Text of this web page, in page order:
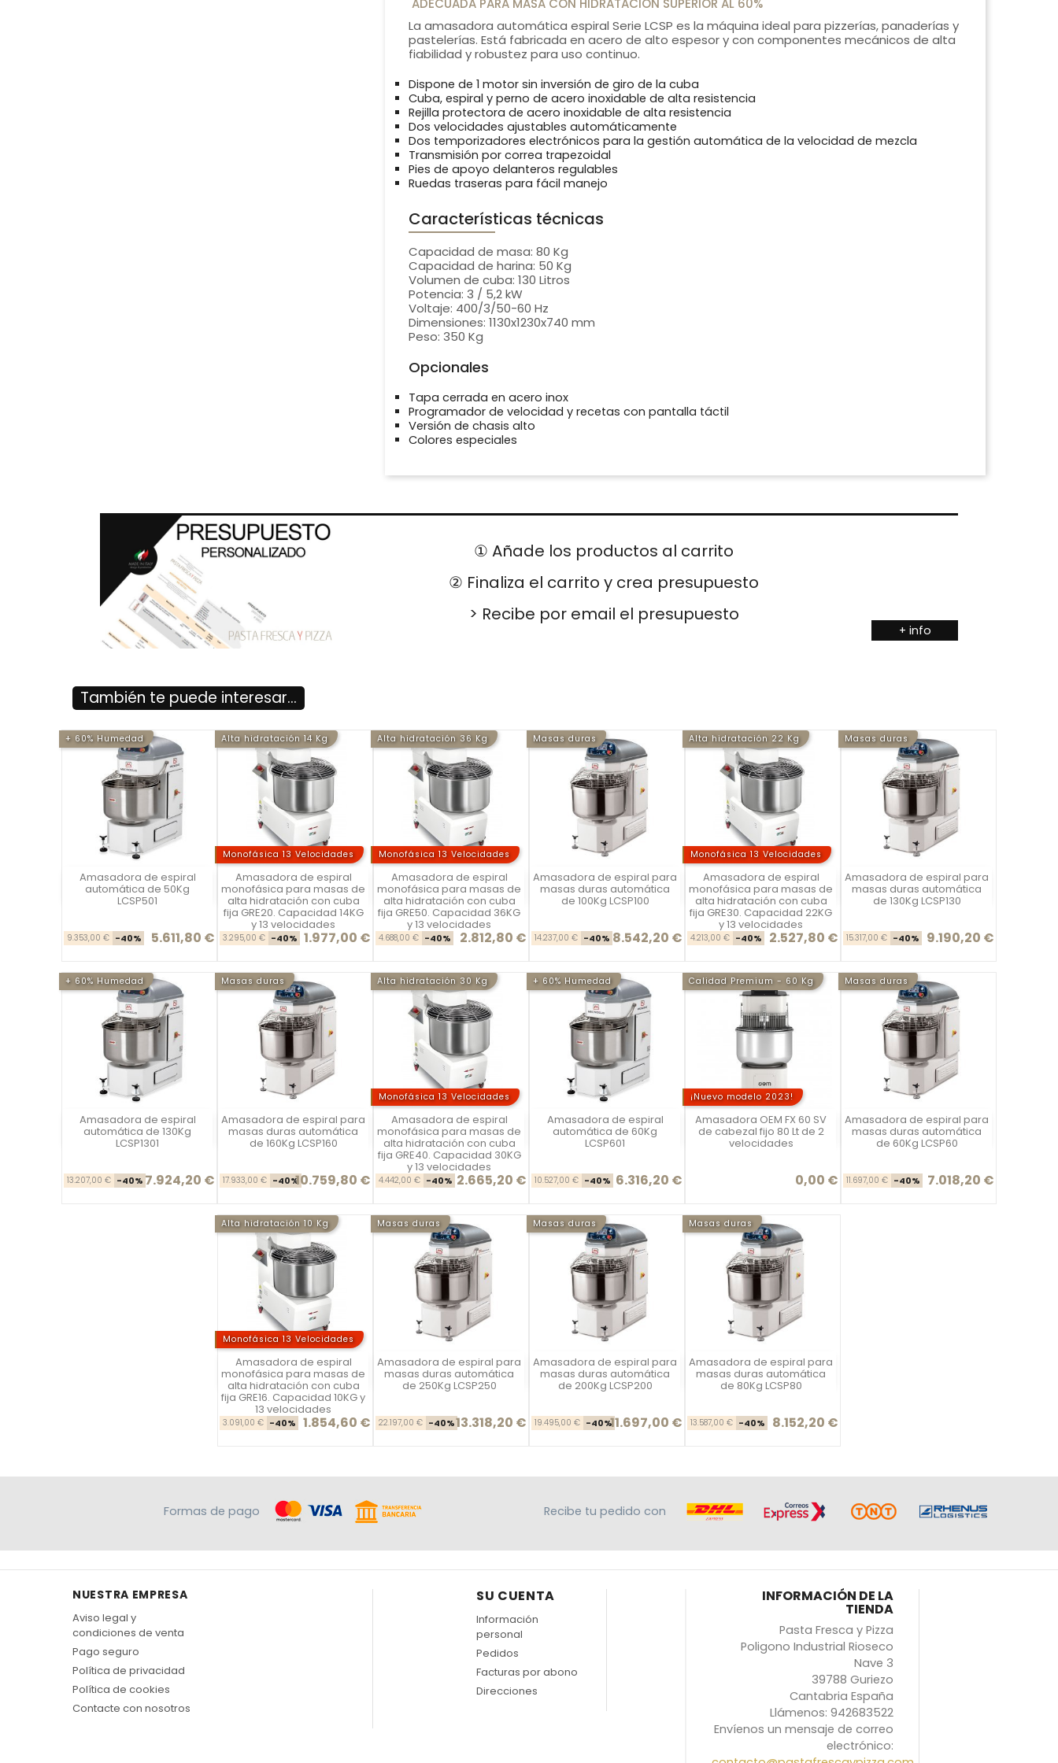
ADECUADA PARA MASA CON HIDRATACIÓN SUPERIOR AL 60%
La amasadora automática espiral Serie LCSP es la máquina ideal para pizzerías, panaderías y
pastelerías. Está fabricada en acero de alto espesor y con componentes mecánicos de alta
fiabilidad y robustez para uso continuo.
Dispone de 1 motor sin inversión de giro de la cuba
Cuba, espiral y perno de acero inoxidable de alta resistencia
Rejilla protectora de acero inoxidable de alta resistencia
Dos velocidades ajustables automáticamente
Dos temporizadores electrónicos para la gestión automática de la velocidad de mezcla
Transmisión por correa trapezoidal
Pies de apoyo delanteros regulables
Ruedas traseras para fácil manejo
Características técnicas
Capacidad de masa: 80 Kg
Capacidad de harina: 50 Kg
Volumen de cuba: 130 Litros
Potencia: 3 / 5,2 kW
Voltaje: 400/3/50-60 Hz
Dimensiones: 1130x1230x740 mm
Peso: 350 Kg
Opcionales
Tapa cerrada en acero inox
Programador de velocidad y recetas con pantalla táctil
Versión de chasis alto
Colores especiales
① Añade los productos al carrito
② Finaliza el carrito y crea presupuesto
> Recibe por email el presupuesto
+ info
También te puede interesar...
+ 60% Humedad
Amasadora de espiral
automática de 50Kg
LCSP501
Precio base
9.353,00 € -40% Precio
5.611,80 €

Vista rápida
Alta hidratación 14 Kg
Monofásica 13 Velocidades
Amasadora de espiral
monofásica para masas de
alta hidratación con cuba
fija GRE20. Capacidad 14KG
y 13 velocidades
Precio base
3.295,00 € -40% Precio
1.977,00 €

Vista rápida
Alta hidratación 36 Kg
Monofásica 13 Velocidades
Amasadora de espiral
monofásica para masas de
alta hidratación con cuba
fija GRE50. Capacidad 36KG
y 13 velocidades
Precio base
4.688,00 € -40% Precio
2.812,80 €

Vista rápida
Masas duras
Amasadora de espiral para
masas duras automática
de 100Kg LCSP100
Precio base
14.237,00 € -40% Precio
8.542,20 €

Vista rápida
Alta hidratación 22 Kg
Monofásica 13 Velocidades
Amasadora de espiral
monofásica para masas de
alta hidratación con cuba
fija GRE30. Capacidad 22KG
y 13 velocidades
Precio base
4.213,00 € -40% Precio
2.527,80 €

Vista rápida
Masas duras
Amasadora de espiral para
masas duras automática
de 130Kg LCSP130
Precio base
15.317,00 € -40% Precio
9.190,20 €

Vista rápida
+ 60% Humedad
Amasadora de espiral
automática de 130Kg
LCSP1301
Precio base
13.207,00 € -40% Precio
7.924,20 €

Vista rápida
Masas duras
Amasadora de espiral para
masas duras automática
de 160Kg LCSP160
Precio base
17.933,00 € -40% Precio
10.759,80 €

Vista rápida
Alta hidratación 30 Kg
Monofásica 13 Velocidades
Amasadora de espiral
monofásica para masas de
alta hidratación con cuba
fija GRE40. Capacidad 30KG
y 13 velocidades
Precio base
4.442,00 € -40% Precio
2.665,20 €

Vista rápida
+ 60% Humedad
Amasadora de espiral
automática de 60Kg
LCSP601
Precio base
10.527,00 € -40% Precio
6.316,20 €

Vista rápida
Calidad Premium - 60 Kg
¡Nuevo modelo 2023!
Amasadora OEM FX 60 SV
de cabezal fijo 80 Lt de 2
velocidades
Precio0,00 €

Vista rápida
Masas duras
Amasadora de espiral para
masas duras automática
de 60Kg LCSP60
Precio base
11.697,00 € -40% Precio
7.018,20 €

Vista rápida
Alta hidratación 10 Kg
Monofásica 13 Velocidades
Amasadora de espiral
monofásica para masas de
alta hidratación con cuba
fija GRE16. Capacidad 10KG y
13 velocidades
Precio base
3.091,00 € -40% Precio
1.854,60 €

Vista rápida
Masas duras
Amasadora de espiral para
masas duras automática
de 250Kg LCSP250
Precio base
22.197,00 € -40% Precio
13.318,20 €

Vista rápida
Masas duras
Amasadora de espiral para
masas duras automática
de 200Kg LCSP200
Precio base
19.495,00 € -40% Precio
11.697,00 €

Vista rápida
Masas duras
Amasadora de espiral para
masas duras automática
de 80Kg LCSP80
Precio base
13.587,00 € -40% Precio
8.152,20 €

Vista rápida
Formas de pago Recibe tu pedido con
NUESTRA EMPRESA
Aviso legal y
condiciones de venta
Pago seguro
Política de privacidad
Política de cookies
Contacte con nosotros
SU CUENTA
Información
personal
Pedidos
Facturas por abono
Direcciones
INFORMACIÓN DE LA
TIENDA
Pasta Fresca y Pizza
Poligono Industrial Rioseco
Nave 3
39788 Guriezo
Cantabria España
Llámenos: 942683522
Envíenos un mensaje de correo
electrónico: